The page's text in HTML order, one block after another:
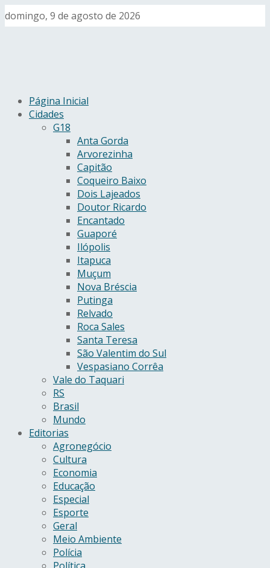
domingo, 9 de agosto de 2026
Página Inicial
Cidades
G18
Anta Gorda
Arvorezinha
Capitão
Coqueiro Baixo
Dois Lajeados
Doutor Ricardo
Encantado
Guaporé
Ilópolis
Itapuca
Muçum
Nova Bréscia
Putinga
Relvado
Roca Sales
Santa Teresa
São Valentim do Sul
Vespasiano Corrêa
Vale do Taquari
RS
Brasil
Mundo
Editorias
Agronegócio
Cultura
Economia
Educação
Especial
Esporte
Geral
Meio Ambiente
Polícia